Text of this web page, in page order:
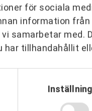
för sociala
information
samarbetar med.
har tillhandahållit
arbetsuppgifter
tidigare och
är
fall är det
även om
då
Där blir min och